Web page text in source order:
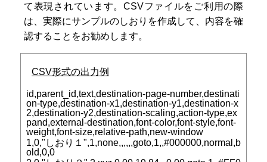
て表現されています。CSVファイルをご利用の際
は、実際にサンプルのしおりを作成して、内容を確
認することをお勧めします。
CSV形式の出力例
id,parent_id,text,destination-page-number,destinati
on-type,destination-x1,destination-y1,destination-x
2,destination-y2,destination-scaling,action-type,ex
pand,external-destination,font-color,font-style,font-
weight,font-size,relative-path,new-window
1,0,"しおり１",1,none,,,,,,goto,1,,#000000,normal,b
old,0,0